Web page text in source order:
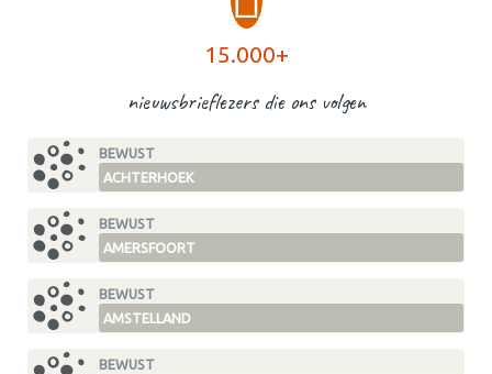
15.000+
nieuwsbrieflezers die ons volgen
BEWUST
ACHTERHOEK
BEWUST
AMERSFOORT
BEWUST
AMSTELLAND
BEWUST